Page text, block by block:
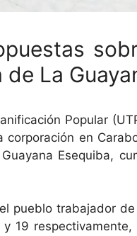
La
Popular
en
Esequiba,
pueblo trabajador
19